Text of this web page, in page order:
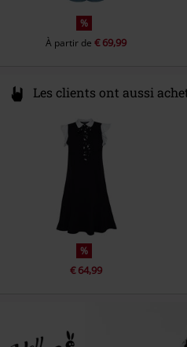
%
À partir de€ 69,99
Les clients ont aussi
%
€ 64,99